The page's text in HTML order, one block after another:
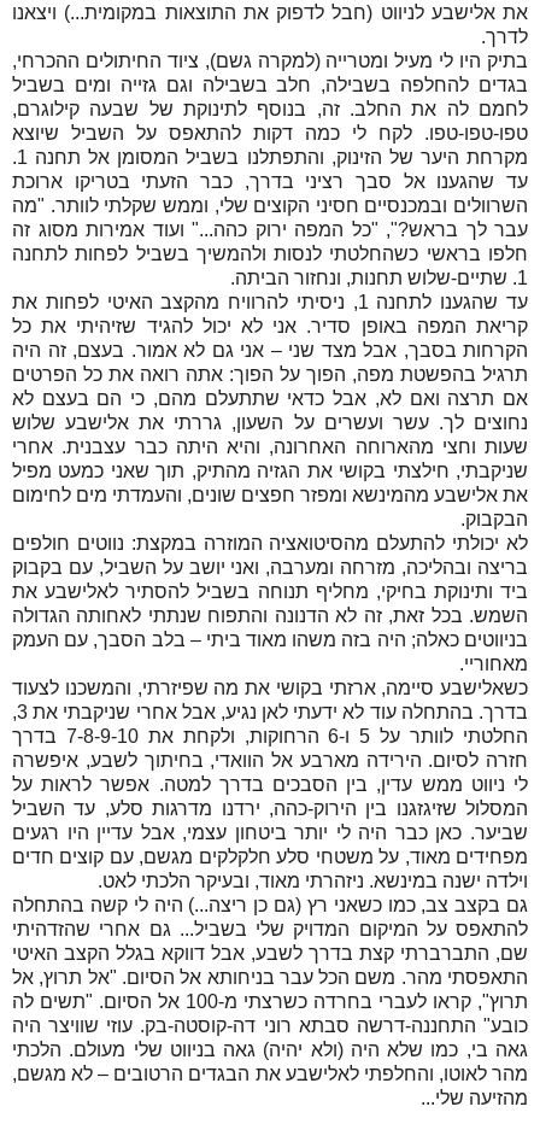
את אלישבע לניווט (חבל לדפוק את התוצאות במקומית...) ויצאנו
לדרך.
בתיק היו לי מעיל ומטרייה (למקרה גשם), ציוד החיתולים ההכרחי,
בגדים להחלפה בשבילה, חלב בשבילה וגם גזייה ומים בשביל
לחמם לה את החלב. זה, בנוסף לתינוקת של שבעה קילוגרם,
טפו-טפו-טפו. לקח לי כמה דקות להתאפס על השביל שיוצא
מקרחת היער של הזינוק, והתפתלנו בשביל המסומן אל תחנה 1.
עד שהגענו אל סבך רציני בדרך, כבר הזעתי בטריקו ארוכת
השרוולים ובמכנסיים חסיני הקוצים שלי, וממש שקלתי לוותר. "מה
עבר לך בראש?", "כל המפה ירוק כהה..." ועוד אמירות מסוג זה
חלפו בראשי כשהחלטתי לנסות ולהמשיך בשביל לפחות לתחנה
1. שתיים-שלוש תחנות, ונחזור הביתה.
עד שהגענו לתחנה 1, ניסיתי להרוויח מהקצב האיטי לפחות את
קריאת המפה באופן סדיר. אני לא יכול להגיד שזיהיתי את כל
הקרחות בסבך, אבל מצד שני – אני גם לא אמור. בעצם, זה היה
תרגיל בהפשטת מפה, הפוך על הפוך: אתה רואה את כל הפרטים
אם תרצה ואם לא, אבל כדאי שתתעלם מהם, כי הם בעצם לא
נחוצים לך. עשר ועשרים על השעון, גררתי את אלישבע שלוש
שעות וחצי מהארוחה האחרונה, והיא היתה כבר עצבנית. אחרי
שניקבתי, חילצתי בקושי את הגזיה מהתיק, תוך שאני כמעט מפיל
את אלישבע מהמינשא ומפזר חפצים שונים, והעמדתי מים לחימום
הבקבוק.
לא יכולתי להתעלם מהסיטואציה המוזרה במקצת: נווטים חולפים
בריצה ובהליכה, מזרחה ומערבה, ואני יושב על השביל, עם בקבוק
ביד ותינוקת בחיקי, מחליף תנוחה בשביל להסתיר לאלישבע את
השמש. בכל זאת, זה לא הדנונה והתפוח שנתתי לאחותה הגדולה
בניווטים כאלה; היה בזה משהו מאוד ביתי – בלב הסבך, עם העמק
מאחוריי.
כשאלישבע סיימה, ארזתי בקושי את מה שפיזרתי, והמשכנו לצעוד
בדרך. בהתחלה עוד לא ידעתי לאן נגיע, אבל אחרי שניקבתי את 3,
החלטתי לוותר על 5 ו-6 הרחוקות, ולקחת את 7-8-9-10 בדרך
חזרה לסיום. הירידה מארבע אל הוואדי, בחיתוך לשבע, איפשרה
לי ניווט ממש עדין, בין הסבכים בדרך למטה. אפשר לראות על
המסלול שזיגזגנו בין הירוק-כהה, ירדנו מדרגות סלע, עד השביל
שביער. כאן כבר היה לי יותר ביטחון עצמי, אבל עדיין היו רגעים
מפחידים מאוד, על משטחי סלע חלקלקים מגשם, עם קוצים חדים
וילדה ישנה במינשא. ניזהרתי מאוד, ובעיקר הלכתי לאט.
גם בקצב צב, כמו כשאני רץ (גם כן ריצה...) היה לי קשה בהתחלה
להתאפס על המיקום המדויק שלי בשביל... גם אחרי שהזדהיתי
שם, התברברתי קצת בדרך לשבע, אבל דווקא בגלל הקצב האיטי
התאפסתי מהר. משם הכל עבר בניחותא אל הסיום. "אל תרוץ, אל
תרוץ", קראו לעברי בחרדה כשרצתי מ-100 אל הסיום. "תשים לה
כובע" התחננה-דרשה סבתא רוני דה-קוסטה-בק. עוזי שוויצר היה
גאה בי, כמו שלא היה (ולא יהיה) גאה בניווט שלי מעולם. הלכתי
מהר לאוטו, והחלפתי לאלישבע את הבגדים הרטובים – לא מגשם,
מהזיעה שלי...